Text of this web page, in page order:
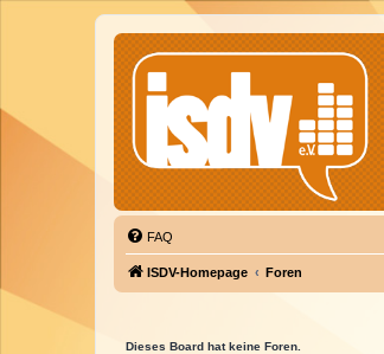
FAQ
ISDV-Homepage Foren
Dieses Board hat keine Foren.